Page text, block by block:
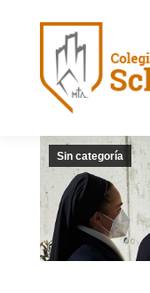
Sin categoría